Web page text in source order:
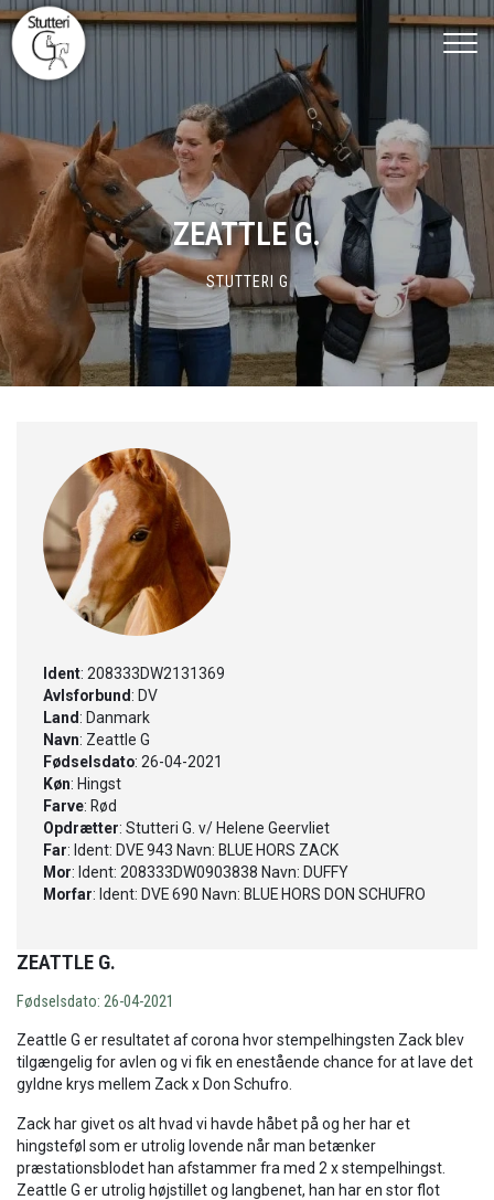
Gå
til
hovedindhold
ZEATTLE G.
STUTTERI G
Ident: 208333DW2131369
Avlsforbund: DV
Land: Danmark
Navn: Zeattle G
Fødselsdato: 26-04-2021
Køn: Hingst
Farve: Rød
Opdrætter: Stutteri G. v/ Helene Geervliet
Far: Ident: DVE 943 Navn: BLUE HORS ZACK
Mor: Ident: 208333DW0903838 Navn: DUFFY
Morfar: Ident: DVE 690 Navn: BLUE HORS DON SCHUFRO
ZEATTLE G.
Fødselsdato: 26-04-2021
Zeattle G er resultatet af corona hvor stempelhingsten Zack blev
tilgængelig for avlen og vi fik en enestående chance for at lave det
gyldne krys mellem Zack x Don Schufro.
Zack har givet os alt hvad vi havde håbet på og her har et
hingsteføl som er utrolig lovende når man betænker
præstationsblodet han afstammer fra med 2 x stempelhingst.
Zeattle G er utrolig højstillet og langbenet, han har en stor flot